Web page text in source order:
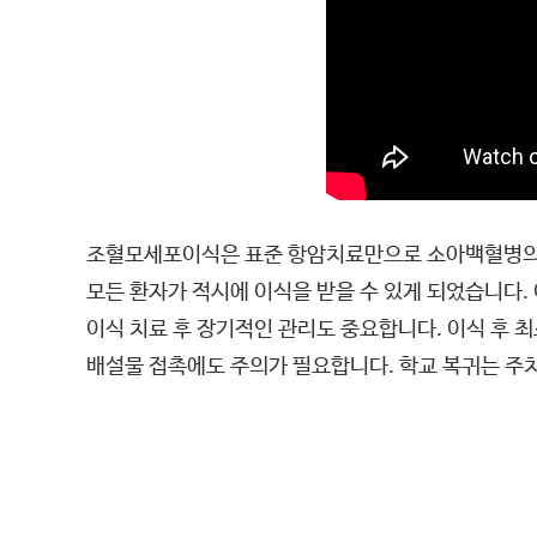
조혈모세포이식은 표준 항암치료만으로 소아백혈병
모든 환자가 적시에 이식을 받을 수 있게 되었습니
이식 치료 후 장기적인 관리도 중요합니다. 이식 후
배설물 접촉에도 주의가 필요합니다. 학교 복귀는